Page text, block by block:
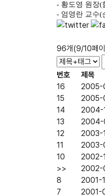
- 황도영 원장(
- 엄영란 교수(
96개(9/10페
번호 제목
16
2005-
15
2005-
14
2004-
13
2004-
12
2003-
11
2003-
10
2002-
>>
2002-
8
2001-
7
2001-